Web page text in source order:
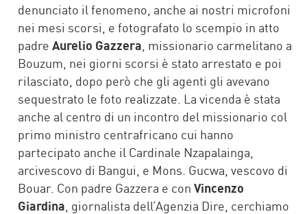
denunciato il fenomeno, anche ai nostri microfoni
nei mesi scorsi, e fotografato lo scempio in atto
padre Aurelio Gazzera , missionario carmelitano a
Bouzum, nei giorni scorsi è stato arrestato e poi
rilasciato, dopo però che gli agenti gli avevano
sequestrato le foto realizzate. La vicenda è stata
anche al centro di un incontro del missionario col
primo ministro centrafricano cui hanno
partecipato anche il Cardinale Nzapalainga,
arcivescovo di Bangui, e Mons. Gucwa, vescovo di
Bouar. Con padre Gazzera e con Vincenzo
Giardina , giornalista dell’Agenzia Dire, cerchiamo